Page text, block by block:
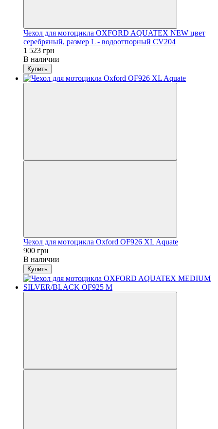
Чехол для мотоцикла OXFORD AQUATEX NEW цвет
серебряный, размер L - водоотпорный CV204
1 523 грн
В наличии
Купить
Чехол для мотоцикла Oxford OF926 XL Aquate
900 грн
В наличии
Купить